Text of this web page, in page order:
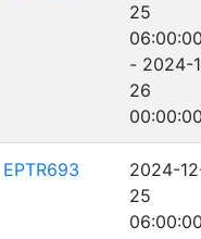
25
- 2024-
26
EPTR693
2024-
25